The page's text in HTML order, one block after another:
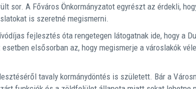
sor. A Főváros Önkormányzatot egyrészt az érdekli,
is szeretné megismerni.
fejlesztés óta rengetegen látogatnak ide, hogy a
elsősorban az, hogy megismerje a városlakók
tavaly kormánydöntés is született. Bár a